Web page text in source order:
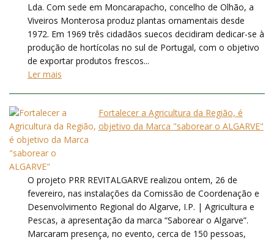
Lda. Com sede em Moncarapacho, concelho de Olhão, a
Viveiros Monterosa produz plantas ornamentais desde
1972. Em 1969 três cidadãos suecos decidiram dedicar-se à
produção de hortícolas no sul de Portugal, com o objetivo
de exportar produtos frescos...
Ler mais
Fortalecer a Agricultura da Região, é
objetivo da Marca "saborear o ALGARVE"
O projeto PRR REVITALGARVE realizou ontem, 26 de
fevereiro, nas instalações da Comissão de Coordenação e
Desenvolvimento Regional do Algarve, I.P. | Agricultura e
Pescas, a apresentação da marca “Saborear o Algarve”.
Marcaram presença, no evento, cerca de 150 pessoas,